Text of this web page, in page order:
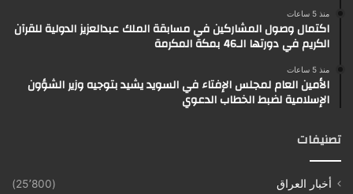
منذ 5 ساعات
اكتمال وصول المشاركين في مسابقة الملك عبدالعزيز الدولية للقرآن
الكريم في دورتها الـ46 بمكة المكرمة
منذ 5 ساعات
الأمين العام لمجلس الإفتاء في السويد يشيد بتوجيه وزير الشؤون
الإسلامية لضبط الخطاب الدعوي
تصنيفات
أخبار العراق
(25٬800)